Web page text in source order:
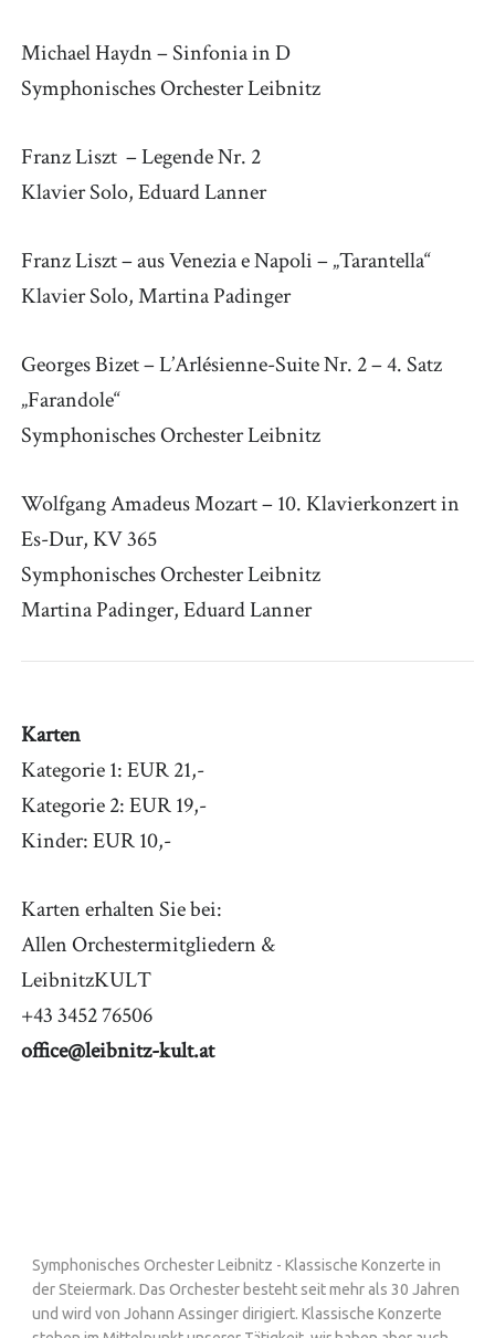
Michael Haydn – Sinfonia in D
Symphonisches Orchester Leibnitz
Franz Liszt – Legende Nr. 2
Klavier Solo, Eduard Lanner
Franz Liszt – aus Venezia e Napoli – „Tarantella“
Klavier Solo, Martina Padinger
Georges Bizet – L’Arlésienne-Suite Nr. 2 – 4. Satz
„Farandole“
Symphonisches Orchester Leibnitz
Wolfgang Amadeus Mozart – 10. Klavierkonzert in
Es-Dur, KV 365
Symphonisches Orchester Leibnitz
Martina Padinger, Eduard Lanner
Karten
Kategorie 1: EUR 21,-
Kategorie 2: EUR 19,-
Kinder: EUR 10,-
Karten erhalten Sie bei:
Allen Orchestermitgliedern &
LeibnitzKULT
+43 3452 76506
office@leibnitz-kult.at
Symphonisches Orchester Leibnitz - Klassische Konzerte in
der Steiermark. Das Orchester besteht seit mehr als 30 Jahren
und wird von Johann Assinger dirigiert. Klassische Konzerte